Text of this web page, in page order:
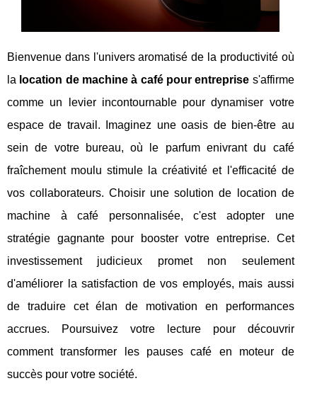
Bienvenue dans l'univers aromatisé de la productivité où
la location de machine à café pour entreprise s'affirme
comme un levier incontournable pour dynamiser votre
espace de travail. Imaginez une oasis de bien-être au
sein de votre bureau, où le parfum enivrant du café
fraîchement moulu stimule la créativité et l'efficacité de
vos collaborateurs. Choisir une solution de location de
machine à café personnalisée, c'est adopter une
stratégie gagnante pour booster votre entreprise. Cet
investissement judicieux promet non seulement
d'améliorer la satisfaction de vos employés, mais aussi
de traduire cet élan de motivation en performances
accrues. Poursuivez votre lecture pour découvrir
comment transformer les pauses café en moteur de
succès pour votre société.